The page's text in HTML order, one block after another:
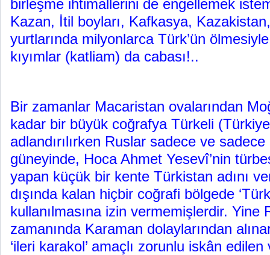
birleşme ihtimallerini de engellemek
Kazan, İtil boyları, Kafkasya,
yurtlarında milyonlarca Türk’ün
kıyımlar (katliam) da cabası!..
Bir zamanlar Macaristan ovalarından
kadar bir büyük coğrafya Türkeli
adlandırılırken Ruslar sadece ve sadece
güneyinde, Hoca Ahmet Yesevî’nin
yapan küçük bir kente Türkistan adını
dışında kalan hiçbir coğrafi bölgede
kullanılmasına izin vermemişlerdir. Yine
zamanında Karaman dolaylarından
‘ileri karakol’ amaçlı zorunlu iskân